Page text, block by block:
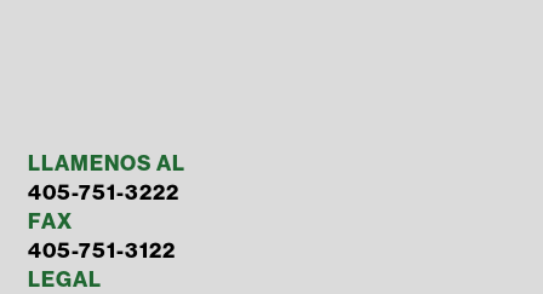
LLAMENOS AL
405-751-3222
FAX
405-751-3122
LEGAL